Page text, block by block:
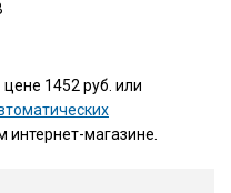
1452 руб. или
магазине.